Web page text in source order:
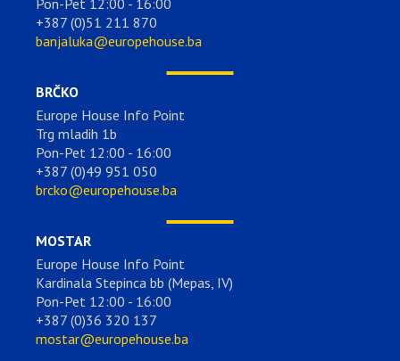
+387 (0)51 211 870
banjaluka@europehouse.ba
BRČKO
Europe House Info Point
Trg mladih 1b
Pon-Pet 12:00 - 16:00
+387 (0)49 951 050
brcko@europehouse.ba
MOSTAR
Europe House Info Point
Kardinala Stepinca bb (Mepas, IV)
Pon-Pet 12:00 - 16:00
+387 (0)36 320 137
mostar@europehouse.ba